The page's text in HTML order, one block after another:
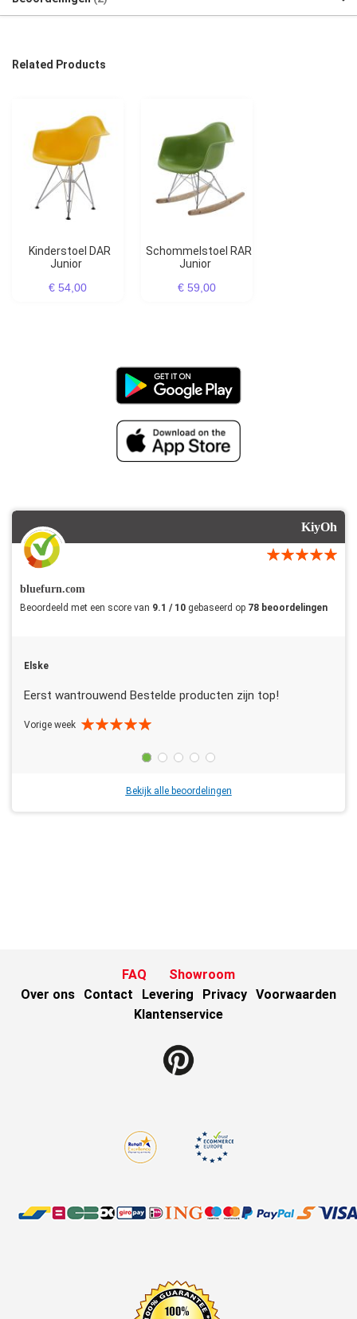
Related Products
Kinderstoel DAR
Junior
€ 54,00
Schommelstoel RAR
Junior
€ 59,00
KiyOh
bluefurn.com
Beoordeeld met een score van 9.1 / 10 gebaseerd op 78 beoordelingen
Elske
Eerst wantrouwend Bestelde producten zijn top!
Vorige week
Bekijk alle beoordelingen
FAQ
Showroom
Over ons
Contact Levering Privacy Voorwaarden
Klantenservice